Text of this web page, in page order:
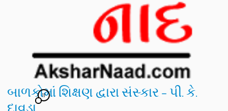
બાળકોમાં શિક્ષણ દ્વારા સંસ્કાર – પી. કે.
દાવડા
11